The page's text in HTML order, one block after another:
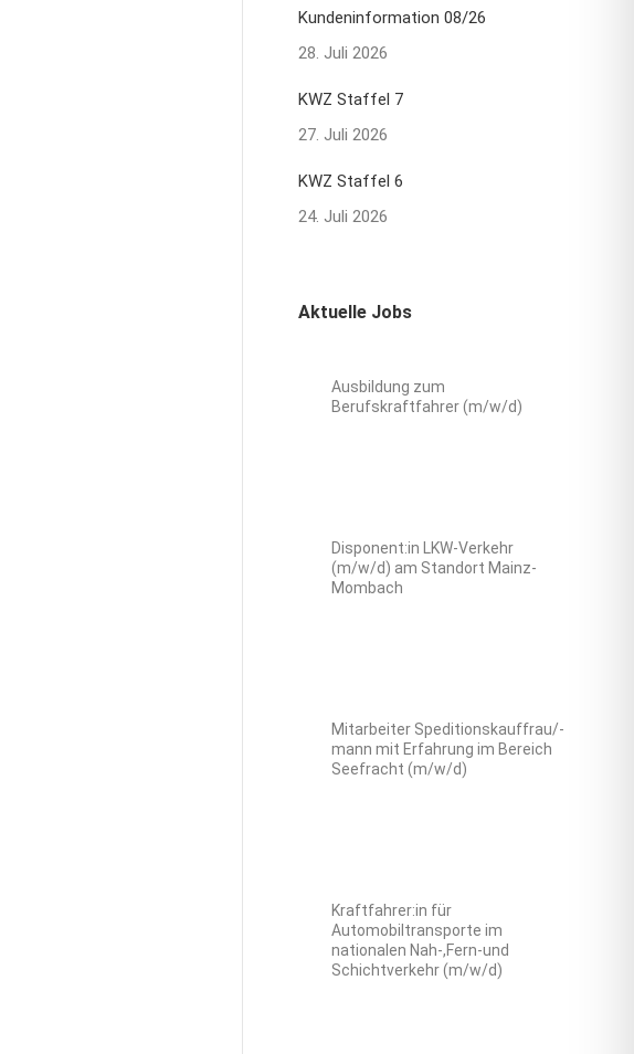
Kundeninformation 08/26
28. Juli 2026
KWZ Staffel 7
27. Juli 2026
KWZ Staffel 6
24. Juli 2026
Aktuelle Jobs
Ausbildung zum
Berufskraftfahrer (m/w/d)
Disponent:in LKW-Verkehr
(m/w/d) am Standort Mainz-
Mombach
Mitarbeiter Speditionskauffrau/-
mann mit Erfahrung im Bereich
Seefracht (m/w/d)
Kraftfahrer:in für
Automobiltransporte im
nationalen Nah-,Fern-und
Schichtverkehr (m/w/d)